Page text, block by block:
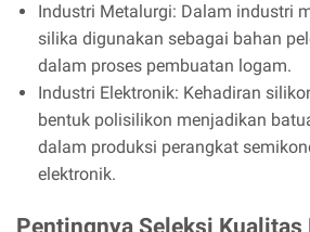
Industri Metalurgi: Dalam industri
silika digunakan sebagai bahan
dalam proses pembuatan logam.
Industri Elektronik: Kehadiran
bentuk polisilikon menjadikan
dalam produksi perangkat
elektronik.
Pentingnya Seleksi Kualitas